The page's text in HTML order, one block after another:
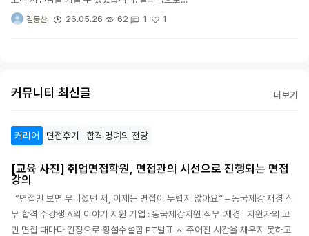
김동찬 26.05.26 62 1 1
커뮤니티 최신글 더보기
커리어 면접후기 합격 명예의 전당
[교육 사진] 취업면접학원, 면접관의 시선으로 진행되는 면접
강의
“면접만 보면 무너졌던 저, 이제는 면접이 두렵지 않아요” – 동국제강 재경 직
무 합격 수강생 A의 이야기 지원 기업 : 동국제강지원 직무 :재경 지원자의 고
민 면접 때마다 긴장으로 횡설수설함 PT발표 시 주어진 시간을 채우지 못하고